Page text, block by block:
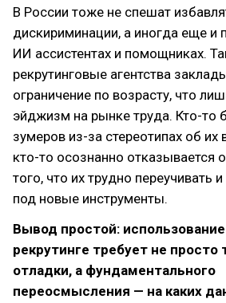
В России тоже не спешат
дискириминации, а иногда еще и
ИИ ассистентах и помощниках.
рекрутинговые агентства
ограничение по возрасту, что
эйджизм на рынке труда. Кто-то
зумеров из-за стереотипах об их
кто-то осознанно отказывается
того, что их трудно переучивать
под новые инструменты.
Вывод простой:
рекрутинге требует не просто
отладки, а фундаментального
переосмысления — на каких